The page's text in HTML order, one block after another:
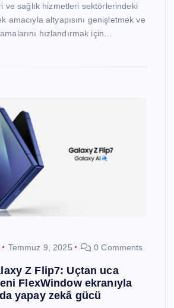
ve sağlık hizmetleri sektörlerindeki
amacıyla altyapısını genişletmek ve
hızlandırmak için…
Temmuz 9, 2025 0 Comments
Z Flip7: Uçtan uca
FlexWindow ekranıyla
yapay zekâ gücü